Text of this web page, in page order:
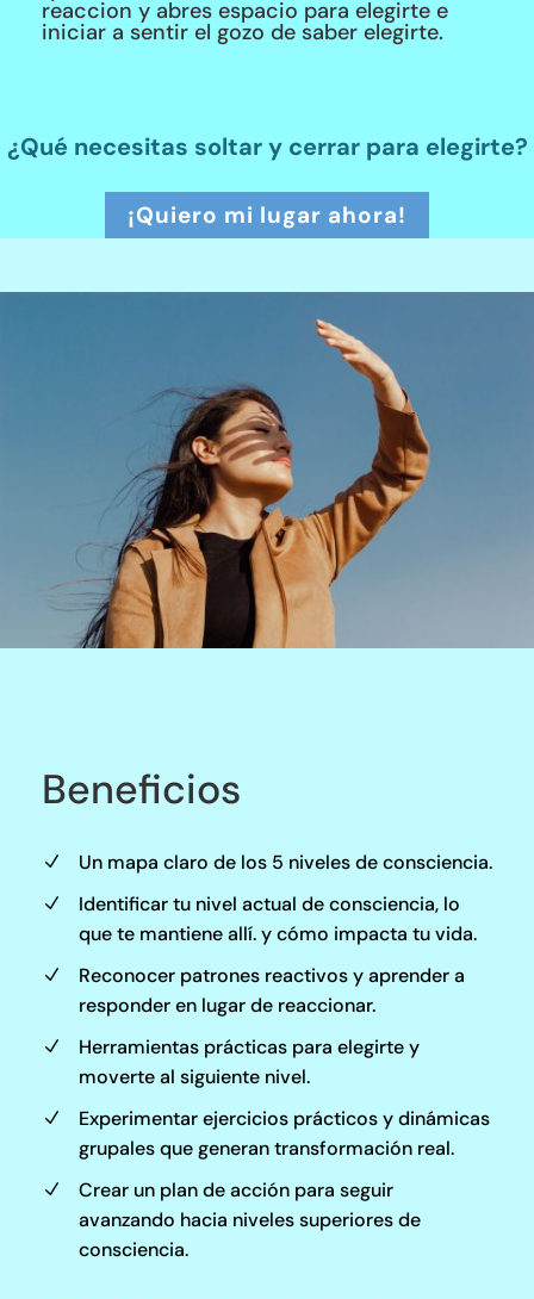
reaccion y abres espacio para elegirte e
iniciar a sentir el gozo de saber elegirte.
¿Qué necesitas soltar y cerrar para elegirte?
¡Quiero mi lugar ahora!
Beneficios
N Un mapa claro de los 5 niveles de consciencia.
N
Identificar tu nivel actual de consciencia, lo
que te mantiene allí. y cómo impacta tu vida.
N
Reconocer patrones reactivos y aprender a
responder en lugar de reaccionar.
N
Herramientas prácticas para elegirte y
moverte al siguiente nivel.
N
Experimentar ejercicios prácticos y dinámicas
grupales que generan transformación real.
N
Crear un plan de acción para seguir
avanzando hacia niveles superiores de
consciencia.